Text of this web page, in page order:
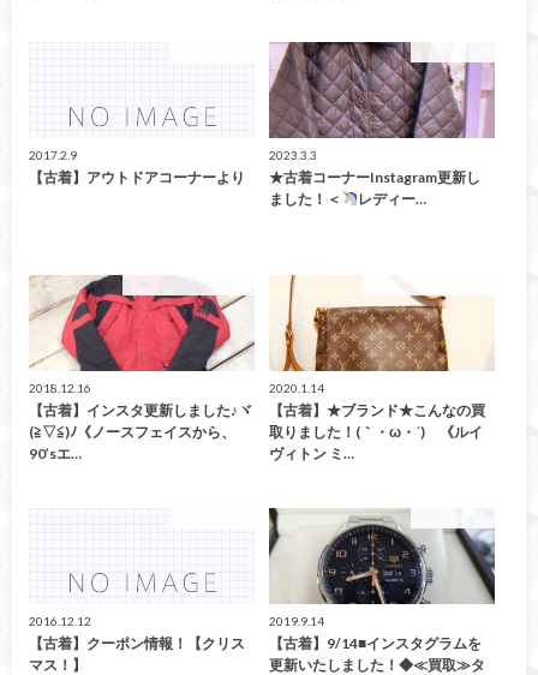
2017.2.9
【古着】アウトドアコーナーより
2023.3.3
★古着コーナーInstagram更新し
ました！＜
レディー…
2018.12.16
【古着】インスタ更新しました♪ヾ
(≧▽≦)ﾉ《ノースフェイスから、
90’sエ…
2020.1.14
【古着】★ブランド★こんなの買
取りました！(｀・ω・´)ゞ《ルイ
ヴィトン ミ…
2016.12.12
【古着】クーポン情報！【クリス
マス！】
2019.9.14
【古着】9/14■インスタグラムを
更新いたしました！◆≪買取≫タ